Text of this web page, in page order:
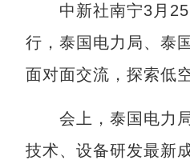
中新社南宁3月25
行，泰国电力局、泰
面对面交流，探索低
会上，泰国电力局
技术、设备研发最新